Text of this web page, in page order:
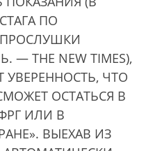
ПО
— THE NEW TIMES),
УВЕРЕННОСТЬ, ЧТО
ОСТАТЬСЯ В
ИЛИ В
ВЫЕХАВ ИЗ